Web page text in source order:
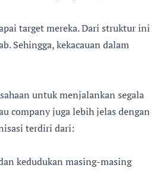
target mereka. Dari struktur ini
Sehingga, kekacauan dalam
untuk menjalankan segala
company juga lebih jelas dengan
terdiri dari:
kedudukan masing-masing